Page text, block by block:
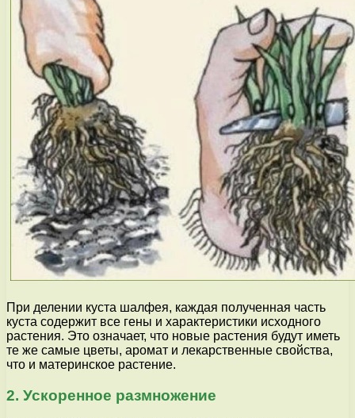
При делении куста шалфея, каждая полученная часть
куста содержит все гены и характеристики исходного
растения. Это означает, что новые растения будут иметь
те же самые цветы, аромат и лекарственные свойства,
что и материнское растение.
2. Ускоренное размножение